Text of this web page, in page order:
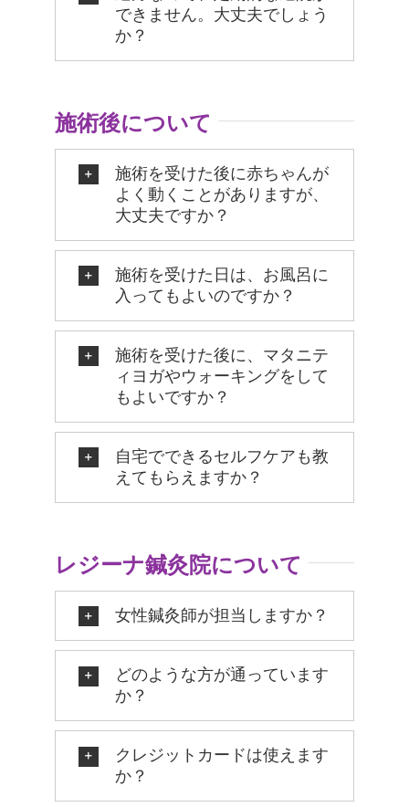
できません。大丈夫でしょう
か？
施術後について
施術を受けた後に赤ちゃんが
よく動くことがありますが、
大丈夫ですか？
施術を受けた日は、お風呂に
入ってもよいのですか？
施術を受けた後に、マタニテ
ィヨガやウォーキングをして
もよいですか？
自宅でできるセルフケアも教
えてもらえますか？
レジーナ鍼灸院について
女性鍼灸師が担当しますか？
どのような方が通っています
か？
クレジットカードは使えます
か？